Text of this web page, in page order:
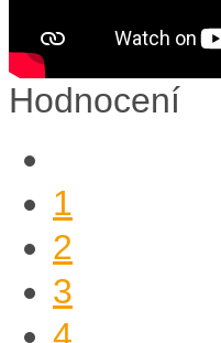
Hodnocení
1
2
3